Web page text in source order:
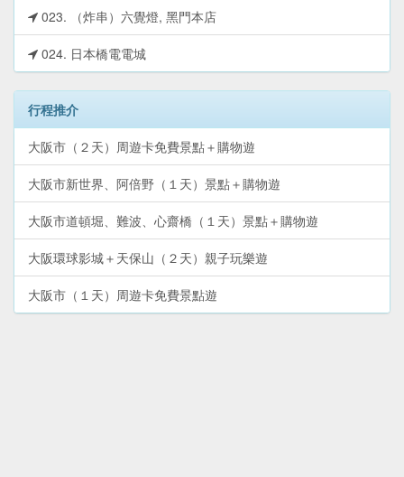
023. （炸串）六覺燈, 黑門本店
024. 日本橋電電城
行程推介
大阪市（２天）周遊卡免費景點＋購物遊
大阪市新世界、阿倍野（１天）景點＋購物遊
大阪市道頓堀、難波、心齋橋（１天）景點＋購物遊
大阪環球影城＋天保山（２天）親子玩樂遊
大阪市（１天）周遊卡免費景點遊